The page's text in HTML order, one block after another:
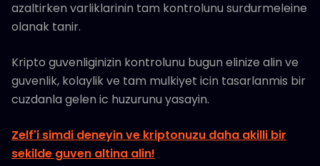
azaltirken varliklarinin tam kontrolunu surdurmeleine
olanak tanir.
Kripto guvenliginizin kontrolunu bugun elinize alin ve
guvenlik, kolaylik ve tam mulkiyet icin tasarlanmis bir
cuzdanla gelen ic huzurunu yasayin.
Zelf'i simdi deneyin ve kriptonuzu daha akilli bir
sekilde guven altina alin!